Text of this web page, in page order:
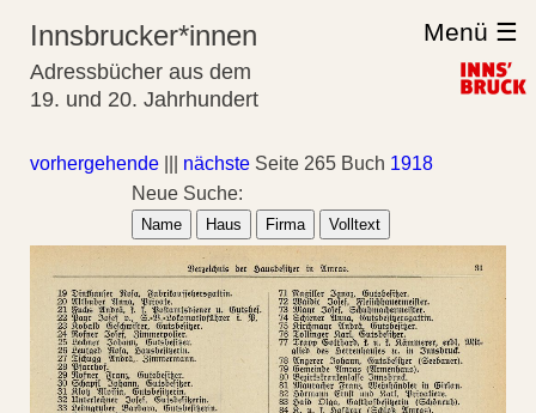
Innsbrucker*innen
Adressbücher aus dem
19. und 20. Jahrhundert
Menü ☰
vorhergehende nächste Seite 265 Buch 1918
Neue Suche:
Name Haus Firma Volltext